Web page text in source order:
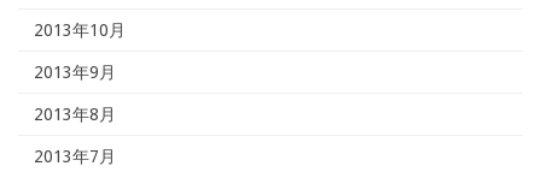
2013年10月
2013年9月
2013年8月
2013年7月